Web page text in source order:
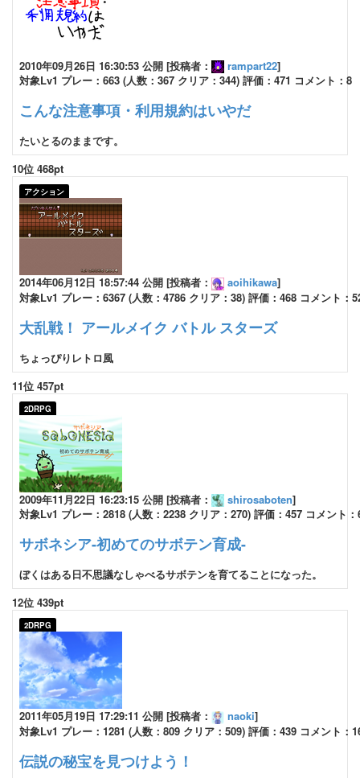
2010年09月26日 16:30:53 公開 [投稿者： rampart22]
対象Lv1 プレー：663 (人数：367 クリア：344) 評価：471 コメント：8
こんな注意事項・利用規約はいやだ
たいとるのままです。
10位 468pt
アクション
2014年06月12日 18:57:44 公開 [投稿者： aoihikawa]
対象Lv1 プレー：6367 (人数：4786 クリア：38) 評価：468 コメント：
大乱戦！ アールメイク バトル スターズ
ちょっぴりレトロ風
11位 457pt
2DRPG
2009年11月22日 16:23:15 公開 [投稿者： shirosaboten]
対象Lv1 プレー：2818 (人数：2238 クリア：270) 評価：457 コメント：
サボネシア-初めてのサボテン育成-
ぼくはある日不思議なしゃべるサボテンを育てることになった。
12位 439pt
2DRPG
2011年05月19日 17:29:11 公開 [投稿者： naoki]
対象Lv1 プレー：1281 (人数：809 クリア：509) 評価：439 コメント：
伝説の秘宝を見つけよう！